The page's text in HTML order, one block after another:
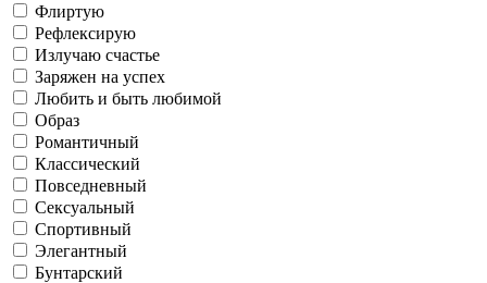
Летаю в облаках
Работаю
Классический
Повседневный
Офис
Свидание
Лето
Осень
Саморазвитие
Готовлю и ем
Флиртую
Рефлексирую
Излучаю счастье
Заряжен на успех
Любить и быть любимой
Образ
Романтичный
Классический
Повседневный
Сексуальный
Спортивный
Элегантный
Бунтарский